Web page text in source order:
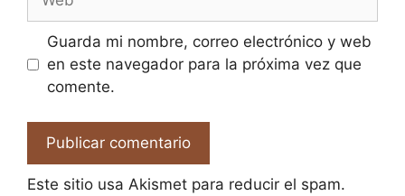
Guarda mi nombre, correo electrónico y web
en este navegador para la próxima vez que
comente.
Este sitio usa Akismet para reducir el spam.